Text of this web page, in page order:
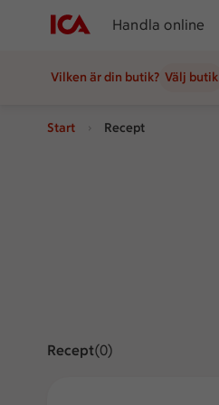
Handla online
Vilken är din butik? Välj butik
Start Recept
ReceptVisar 0 stycken
(0)